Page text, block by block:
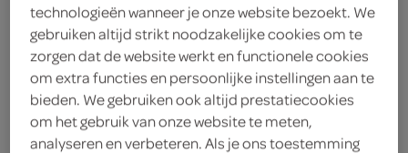
technologieën wanneer je onze website bezoekt. We
gebruiken altijd strikt noodzakelijke cookies om te
zorgen dat de website werkt en functionele cookies
om extra functies en persoonlijke instellingen aan te
bieden. We gebruiken ook altijd prestatiecookies
om het gebruik van onze website te meten,
analyseren en verbeteren. Als je ons toestemming